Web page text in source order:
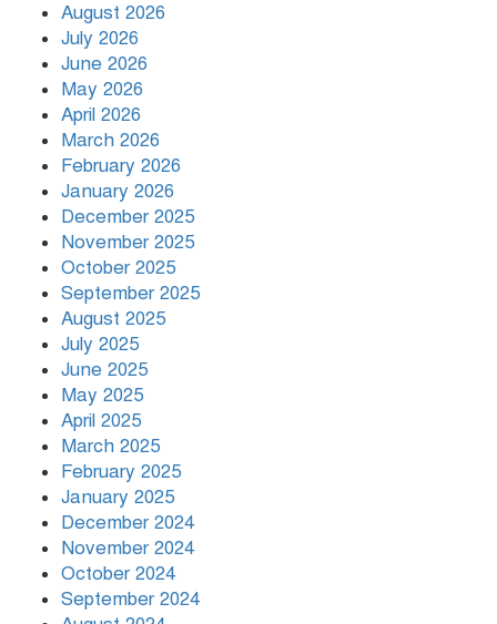
নেইমারের নৈপুণ্যে শেষ আটে সান্তোস
August 2026
July 2026
June 2026
May 2026
April 2026
March 2026
February 2026
January 2026
December 2025
November 2025
October 2025
September 2025
August 2025
July 2025
June 2025
May 2025
April 2025
March 2025
February 2025
January 2025
December 2024
November 2024
October 2024
September 2024